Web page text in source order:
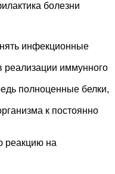
инфекционные
реализации иммунного
полноценные белки,
к постоянно
реакцию на